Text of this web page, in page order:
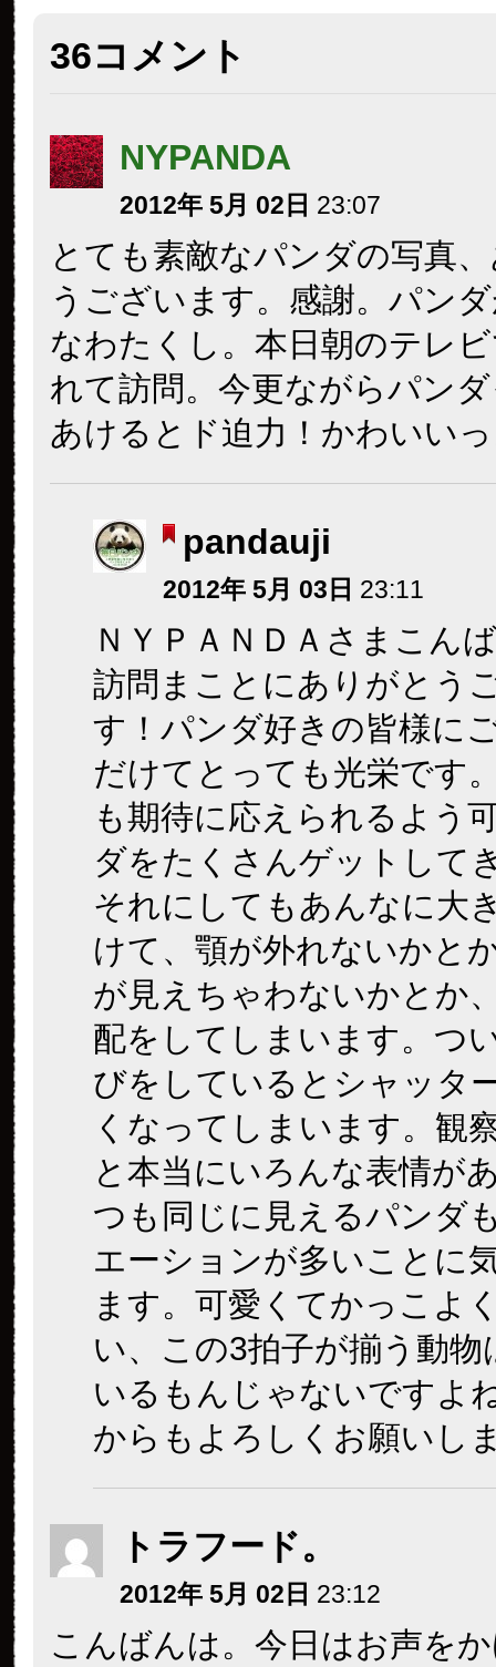
36コメント
NYPANDA
2012年 5月 02日 23:07
とても素敵なパンダの写真
うございます。感謝。パン
なわたくし。本日朝のテレ
れて訪問。今更ながらパン
あけるとド迫力！かわいい
pandauji
2012年 5月 03日 23:11
ＮＹＰＡＮＤＡさまこん
訪問まことにありがとう
す！パンダ好きの皆様に
だけてとっても光栄です
も期待に応えられるよう
ダをたくさんゲットして
それにしてもあんなに大
けて、顎が外れないかと
が見えちゃわないかとか
配をしてしまいます。つ
びをしているとシャッタ
くなってしまいます。観
と本当にいろんな表情が
つも同じに見えるパンダ
エーションが多いことに
ます。可愛くてかっこよ
い、この3拍子が揃う動物
いるもんじゃないですよ
からもよろしくお願いし
トラフード。
2012年 5月 02日 23:12
こんばんは。今日はお声を